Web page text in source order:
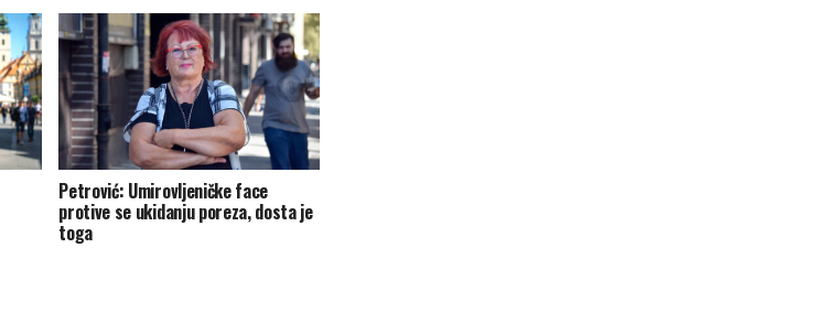
Petrović: Umirovljeničke face
protive se ukidanju poreza, dosta je
toga